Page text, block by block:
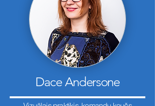
Dace Andersone